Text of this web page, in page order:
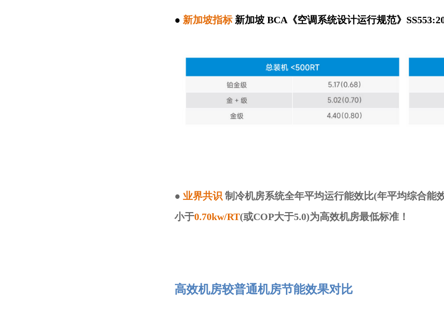
● 新加坡指标新加坡 BCA《空调系统设计运行规范》
● 业界共识 制冷机房系统全年平均运行能效比(年平均综合能
小于0.70kw/RT(或COP大于5.0)为高效机房最低标准！
高效机房较普通机房节能效果对比